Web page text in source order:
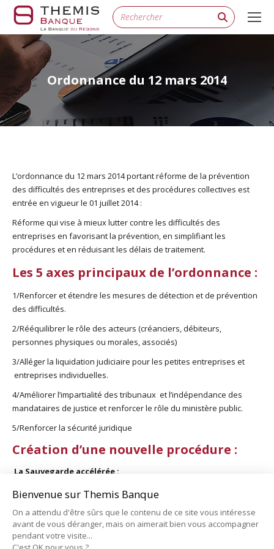
Bienvenue sur Themis Banque
On a attendu d'être sûrs que le contenu de ce site vous intéresse
avant de vous déranger, mais on aimerait bien vous accompagner
pendant votre visite...
Search:
Ordonnance du 12 mars 2014
L’ordonnance du 12 mars 2014 portant réforme de la prévention
des difficultés des entreprises et des procédures collectives est
entrée en vigueur le 01 juillet 2014 :
Réforme qui vise à mieux lutter contre les difficultés des
entreprises en favorisant la prévention, en simplifiant les
procédures et en réduisant les délais de traitement.
Les 5 axes principaux de l’ordonnance :
1/Renforcer et étendre les mesures de détection et de prévention
des difficultés.
2/Rééquilibrer le rôle des acteurs (créanciers, débiteurs,
personnes physiques ou morales, associés)
3/Alléger la liquidation judiciaire pour les petites entreprises et
entreprises individuelles.
4/Améliorer l’impartialité des tribunaux et l’indépendance des
mandataires de justice et renforcer le rôle du ministère public.
5/Renforcer la sécurité juridique
Création d’une nouvelle procédure :
La Sauvegarde accélérée :
Cette nouvelle procédure a pour objectif de promouvoir la
débiteur d’élaborer un projet de plan avec ses principaux
créanciers (financiers et fournisseurs
conciliation. Le projet de plan pourra alors être soumis, une fois la